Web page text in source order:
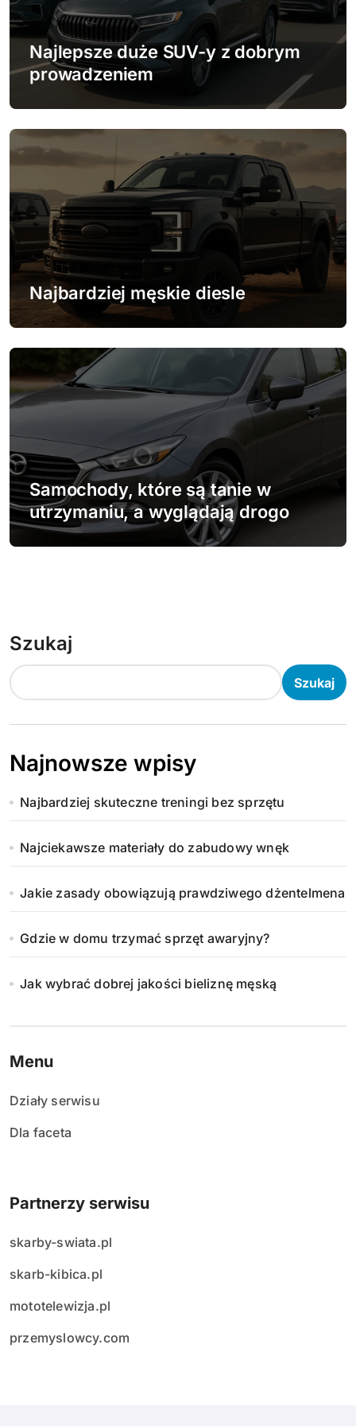
a
i
s
u
Najlepsze duże SUV-y z dobrym
prowadzeniem
Najbardziej męskie diesle
Samochody, które są tanie w
utrzymaniu, a wyglądają drogo
Szukaj
Szukaj
Najnowsze wpisy
Najbardziej skuteczne treningi bez sprzętu
Najciekawsze materiały do zabudowy wnęk
Jakie zasady obowiązują prawdziwego dżentelmena
Gdzie w domu trzymać sprzęt awaryjny?
Jak wybrać dobrej jakości bieliznę męską
Menu
Działy serwisu
Dla faceta
Partnerzy serwisu
skarby-swiata.pl
skarb-kibica.pl
mototelewizja.pl
przemyslowcy.com